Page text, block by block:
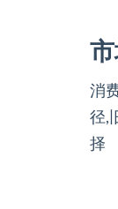
消
径,
择